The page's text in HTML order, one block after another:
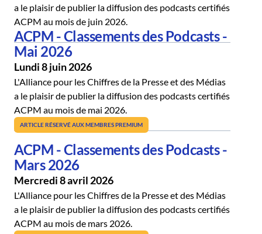
a le plaisir de publier la diffusion des podcasts certifiés
ACPM au mois de juin 2026.
Lundi 8 juin 2026
ACPM - Classements des Podcasts -
Mai 2026
L'Alliance pour les Chiffres de la Presse et des Médias
a le plaisir de publier la diffusion des podcasts certifiés
ACPM au mois de mai 2026.
ARTICLE RÉSERVÉ AUX MEMBRES PREMIUM
Mercredi 8 avril 2026
ACPM - Classements des Podcasts -
Mars 2026
L'Alliance pour les Chiffres de la Presse et des Médias
a le plaisir de publier la diffusion des podcasts certifiés
ACPM au mois de mars 2026.